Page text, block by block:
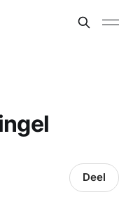
Deel